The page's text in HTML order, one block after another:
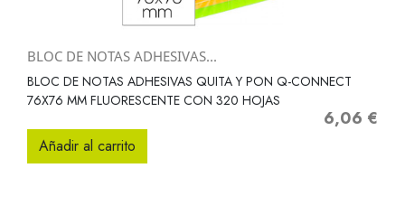
BLOC DE NOTAS ADHESIVAS...
BLOC DE NOTAS ADHESIVAS QUITA Y PON Q-CONNECT
76X76 MM FLUORESCENTE CON 320 HOJAS
Precio
6,06 €
Añadir al carrito